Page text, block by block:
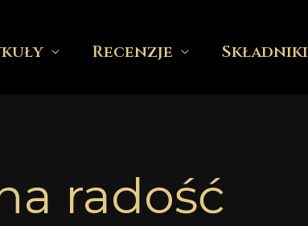
Recenzje Składniki
radość